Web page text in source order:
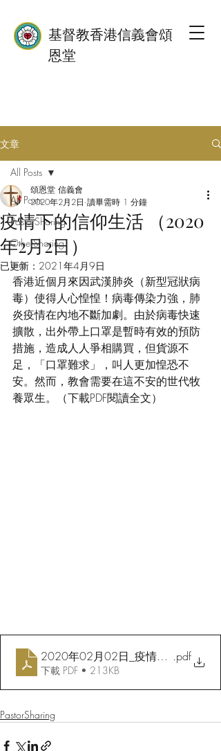
基督教香港信義會頌
恩堂
文章
All Posts
PastorSharing
OtherSharing
Lent
All Posts
疫情下的信仰生活 （2020
年2月2日）
頌恩堂 信義會
2020年2月2日 讀畢需時 1 分鐘
已更新： 2021年4月9日
香港近個月來因武漢肺炎（新型冠狀病
毒）使得人心惶惶！病毒傳染力強，肺
炎疫情在內地不斷加劇。由於病毒快速
擴散，出外帶上口罩是暫時有效的預防
措施，造成人人爭相購買，但貨源不
足，「口罩難求」，叫人更加惶恐不
安。然而，教會需要在這不安的世代牧
養眾生。（下載PDF閱讀全文）
2020年02月02日_疫情下的信仰生活
.pdf
下載 PDF • 213KB
PastorSharing